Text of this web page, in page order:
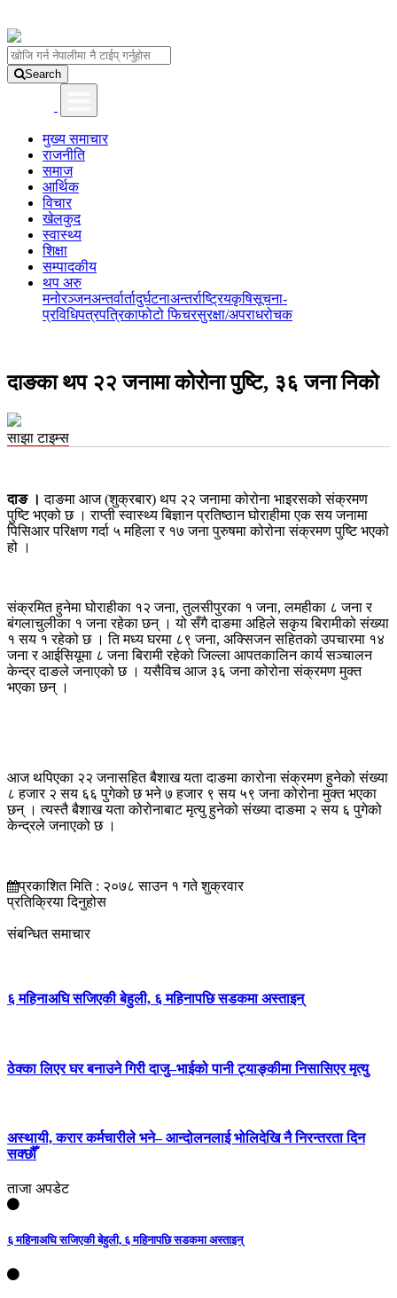
Search
मुख्य समाचार
राजनीति
समाज
आर्थिक
विचार
खेलकुद
स्वास्थ्य
शिक्षा
सम्पादकीय
थप अरु
मनोरञ्जनअन्तर्वार्तादुर्घटनाअन्तर्राष्ट्रियकृषिसूचना-
प्रविधिपत्रपत्रिकाफोटो फिचरसुरक्षा/अपराधरोचक
दाङका थप २२ जनामा कोरोना पुष्टि, ३६ जना निको
साझा टाइम्स
दाङ । दाङमा आज (शुक्रबार) थप २२ जनामा कोरोना भाइरसको संक्रमण
पुष्टि भएको छ । राप्ती स्वास्थ्य बिज्ञान प्रतिष्ठान घोराहीमा एक सय जनामा
पिसिआर परिक्षण गर्दा ५ महिला र १७ जना पुरुषमा कोरोना संक्रमण पुष्टि भएको
हो ।
संक्रमित हुनेमा घोराहीका १२ जना, तुलसीपुरका १ जना, लमहीका ८ जना र
बंगलाचुलीका १ जना रहेका छन् । यो सँगै दाङमा अहिले सकृय बिरामीको संख्या
१ सय १ रहेको छ । ति मध्य घरमा ८९ जना, अक्सिजन सहितको उपचारमा १४
जना र आईसियूमा ८ जना बिरामी रहेको जिल्ला आपतकालिन कार्य सञ्चालन
केन्द्र दाङले जनाएको छ । यसैविच आज ३६ जना कोरोना संक्रमण मुक्त
भएका छन् ।
आज थपिएका २२ जनासहित बैशाख यता दाङमा कारोना संक्रमण हुनेको संख्या
८ हजार २ सय ६६ पुगेको छ भने ७ हजार ९ सय ५९ जना कोरोना मुक्त भएका
छन् । त्यस्तै बैशाख यता कोरोनाबाट मृत्यु हुनेको संख्या दाङमा २ सय ६ पुगेको
केन्द्रले जनाएको छ ।
प्रकाशित मिति : २०७८ साउन १ गते शुक्रवार
प्रतिक्रिया दिनुहोस
संबन्धित समाचार
६ महिनाअघि सजिएकी बेहुली, ६ महिनापछि सडकमा अस्ताइन्
ठेक्का लिएर घर बनाउने गिरी दाजु–भाईको पानी ट्याङ्कीमा निसासिएर मृत्यु
अस्थायी, करार कर्मचारीले भने– आन्दोलनलाई भोलिदेखि नै निरन्तरता दिन
सक्छौँ
ताजा अपडेट
६ महिनाअघि सजिएकी बेहुली, ६ महिनापछि सडकमा अस्ताइन्